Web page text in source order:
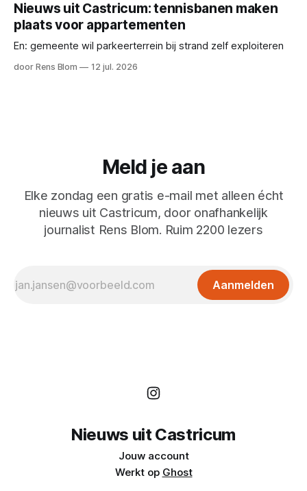
Nieuws uit Castricum: tennisbanen maken
plaats voor appartementen
En: gemeente wil parkeerterrein bij strand zelf exploiteren
door Rens Blom 12 jul. 2026
Meld je aan
Elke zondag een gratis e-mail met alleen écht
nieuws uit Castricum, door onafhankelijk
journalist Rens Blom. Ruim 2200 lezers
Aanmelden
Nieuws uit Castricum
Jouw account
Werkt op Ghost